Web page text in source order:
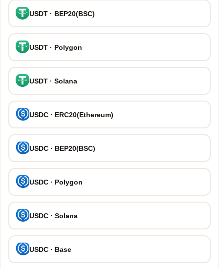
USDT · BEP20(BSC)
USDT · Polygon
USDT · Solana
USDC · ERC20(Ethereum)
USDC · BEP20(BSC)
USDC · Polygon
USDC · Solana
USDC · Base